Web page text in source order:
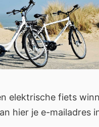
elektrische fiets
hier je e-mailadres